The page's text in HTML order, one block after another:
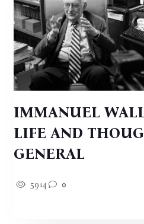
IMMANUEL
LIFE AND
GENERAL
5914 0